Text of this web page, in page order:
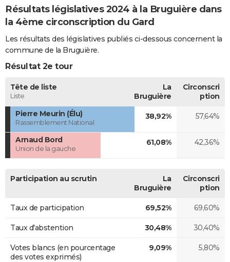
Bricolage
Lifestyle
Culture
Sport
Auto
Television
Voyage
Cinema
Résultats législatives 2024 à la Bruguière dans
la 4ème circonscription du Gard
Les résultats des législatives publiés ci-dessous concernent la
commune de la Bruguière.
Résultat 2e tour
Tête de liste
Liste
La
Bruguière
Circonscri
ption
Pierre Meurin (Élu)
Rassemblement National
38,92% 57,64%
Arnaud Bord
Union de la gauche
61,08% 42,36%
Participation au scrutin
La
Bruguière
Circonscri
ption
Taux de participation 69,52% 69,60%
Taux d'abstention 30,48% 30,40%
Votes blancs (en pourcentage
des votes exprimés)
9,09% 5,80%